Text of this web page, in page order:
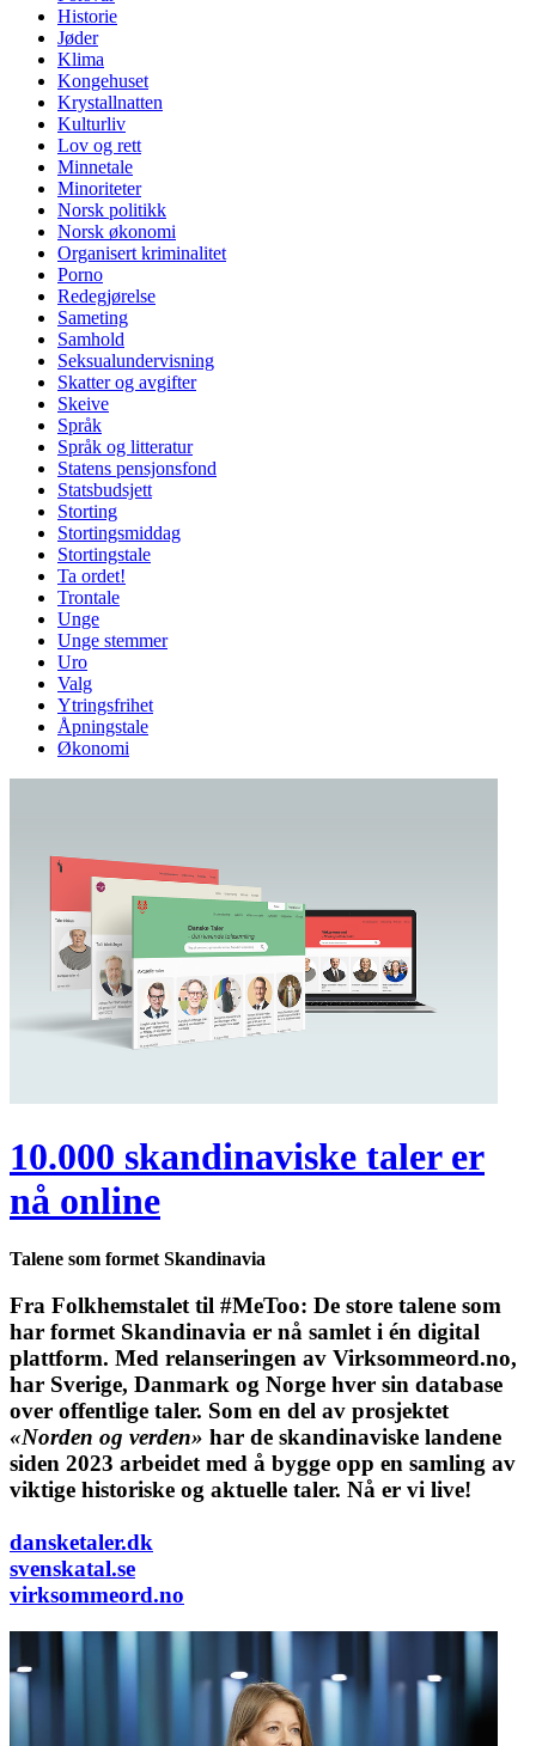
Historie
Jøder
Klima
Kongehuset
Krystallnatten
Kulturliv
Lov og rett
Minnetale
Minoriteter
Norsk politikk
Norsk økonomi
Organisert kriminalitet
Porno
Redegjørelse
Sameting
Samhold
Seksualundervisning
Skatter og avgifter
Skeive
Språk
Språk og litteratur
Statens pensjonsfond
Statsbudsjett
Storting
Stortingsmiddag
Stortingstale
Ta ordet!
Trontale
Unge
Unge stemmer
Uro
Valg
Ytringsfrihet
Åpningstale
Økonomi
10.000 skandinaviske taler er
nå online
Talene som formet Skandinavia
Fra Folkhemstalet til #MeToo: De store talene som
har formet Skandinavia er nå samlet i én digital
plattform. Med relanseringen av Virksommeord.no,
har Sverige, Danmark og Norge hver sin database
over offentlige taler. Som en del av prosjektet
«Norden og verden» har de skandinaviske landene
siden 2023 arbeidet med å bygge opp en samling av
viktige historiske og aktuelle taler. Nå er vi live!
dansketaler.dk
svenskatal.se
virksommeord.no